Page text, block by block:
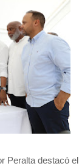
Peralta destacó